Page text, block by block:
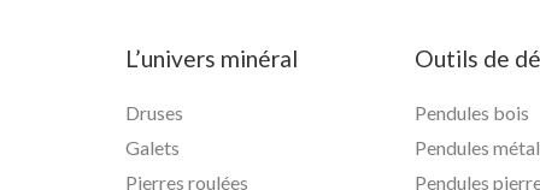
L’univers minéral
Druses
Galets
Pierres roulées
Outils de
Pendules bois
Pendules métal
Pendules